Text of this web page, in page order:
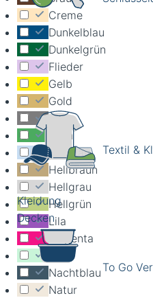
Textil &
Kleidung
Decken
To Go
Creme
Dunkelblau
Dunkelgrün
Flieder
Gelb
Gold
Grau
Grün
Hellblau
Hellbraun
Hellgrau
Hellgrün
Lila
Magenta
Nachtblau
Natur